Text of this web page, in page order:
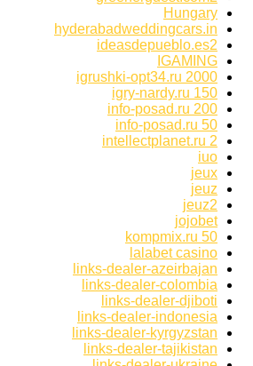
Hungary
hyderabadweddingcars.in
ideasdepueblo.es2
IGAMING
igrushki-opt34.ru 2000
igry-nardy.ru 150
info-posad.ru 200
info-posad.ru 50
intellectplanet.ru 2
iuo
jeux
jeuz
jeuz2
jojobet
kompmix.ru 50
lalabet casino
links-dealer-azeirbajan
links-dealer-colombia
links-dealer-djiboti
links-dealer-indonesia
links-dealer-kyrgyzstan
links-dealer-tajikistan